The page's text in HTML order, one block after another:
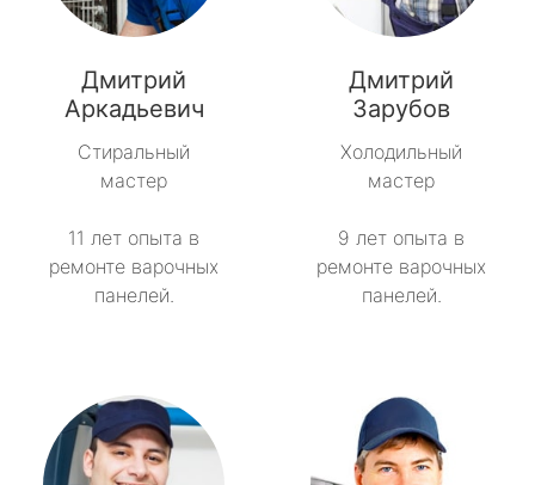
Дмитрий
Аркадьевич
Стиральный
мастер
11 лет опыта в
ремонте варочных
панелей.
Дмитрий
Зарубов
Холодильный
мастер
9 лет опыта в
ремонте варочных
панелей.